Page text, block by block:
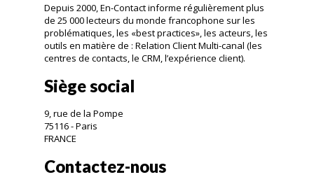
Depuis 2000, En-Contact informe régulièrement plus
de 25 000 lecteurs du monde francophone sur les
problématiques, les «best practices», les acteurs, les
outils en matière de : Relation Client Multi-canal (les
centres de contacts, le CRM, l’expérience client).
Siège social
9, rue de la Pompe
75116 - Paris
FRANCE
Contactez-nous